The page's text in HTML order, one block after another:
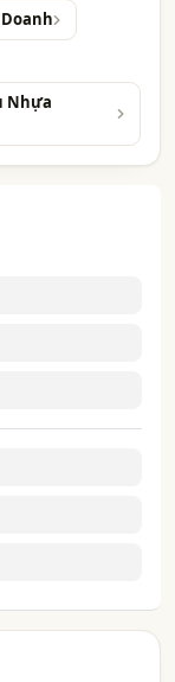
Nhựa